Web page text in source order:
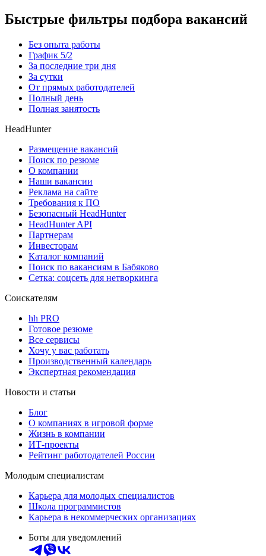
Быстрые фильтры подбора вакансий
Без опыта работы
График 5/2
За последние три дня
За сутки
От прямых работодателей
Полный день
Полная занятость
HeadHunter
Размещение вакансий
Поиск по резюме
О компании
Наши вакансии
Реклама на сайте
Требования к ПО
Безопасный HeadHunter
HeadHunter API
Партнерам
Инвесторам
Каталог компаний
Поиск по вакансиям в Бабяково
Сетка: соцсеть для нетворкинга
Соискателям
hh PRO
Готовое резюме
Все сервисы
Хочу у вас работать
Производственный календарь
Экспертная рекомендация
Новости и статьи
Блог
О компаниях в игровой форме
Жизнь в компании
ИТ-проекты
Рейтинг работодателей России
Молодым специалистам
Карьера для молодых специалистов
Школа программистов
Карьера в некоммерческих организациях
Боты для уведомлений